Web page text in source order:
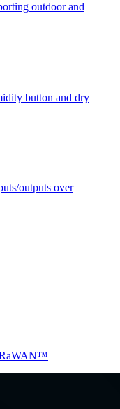
outdoor and
button and dry
outputs over